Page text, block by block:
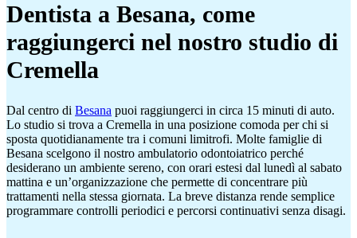
Dentista a Besana, come
raggiungerci nel nostro studio di
Cremella
Dal centro di Besana puoi raggiungerci in circa 15 minuti di auto.
Lo studio si trova a Cremella in una posizione comoda per chi si
sposta quotidianamente tra i comuni limitrofi. Molte famiglie di
Besana scelgono il nostro ambulatorio odontoiatrico perché
desiderano un ambiente sereno, con orari estesi dal lunedì al sabato
mattina e un’organizzazione che permette di concentrare più
trattamenti nella stessa giornata. La breve distanza rende semplice
programmare controlli periodici e percorsi continuativi senza disagi.